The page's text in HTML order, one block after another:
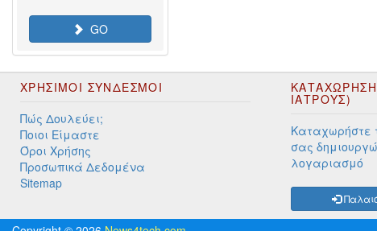
GO
ΧΡΉΣΙΜΟΙ ΣΎΝΔΕΣΜΟΙ
Πώς Δουλεύει;
Ποιοι Είμαστε
Όροι Χρήσης
Προσωπικά Δεδομένα
Sitemap
ΙΑΤΡΟΥΣ)
Καταχωρήστε
σας
λογαριασμό